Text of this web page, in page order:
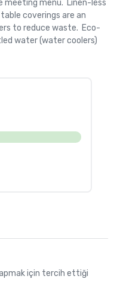
menu.  Linen-less
coverings are an
to reduce waste.  Eco-
water (water coolers)
için tercih ettiği